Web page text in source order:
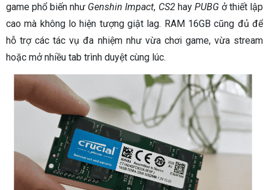
game phổ biến như Genshin Impact, CS2hay PUBG ở thiết lập
cao mà không lo hiện tượng giật lag. RAM 16GB cũng đủ để
hỗ trợ các tác vụ đa nhiệm như vừa chơi game, vừa stream
hoặc mở nhiều tab trình duyệt cùng lúc.